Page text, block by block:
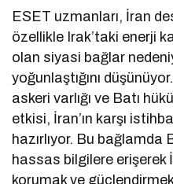
ESET uzmanları, İran
özellikle Irak’taki enerji
olan siyasi bağlar
yoğunlaştığını
askeri varlığı ve Batı
etkisi, İran’ın karşı
hazırlıyor. Bu bağlamda
hassas bilgilere erişerek
korumak ve